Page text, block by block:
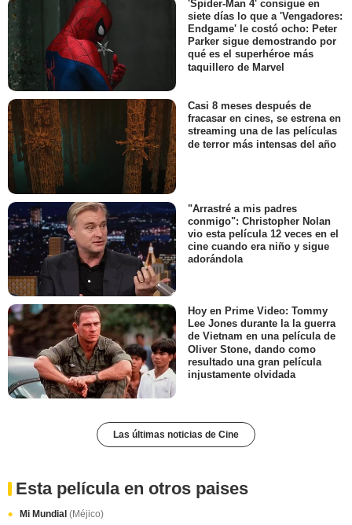
'Spider-Man 4' consigue en
siete días lo que a 'Vengadores:
Endgame' le costó ocho: Peter
Parker sigue demostrando por
qué es el superhéroe más
taquillero de Marvel
Casi 8 meses después de
fracasar en cines, se estrena en
streaming una de las películas
de terror más intensas del año
"Arrastré a mis padres
conmigo": Christopher Nolan
vio esta película 12 veces en el
cine cuando era niño y sigue
adorándola
Hoy en Prime Video: Tommy
Lee Jones durante la la guerra
de Vietnam en una película de
Oliver Stone, dando como
resultado una gran película
injustamente olvidada
Las últimas noticias de Cine
Esta película en otros paises
Mi Mundial (Méjico)